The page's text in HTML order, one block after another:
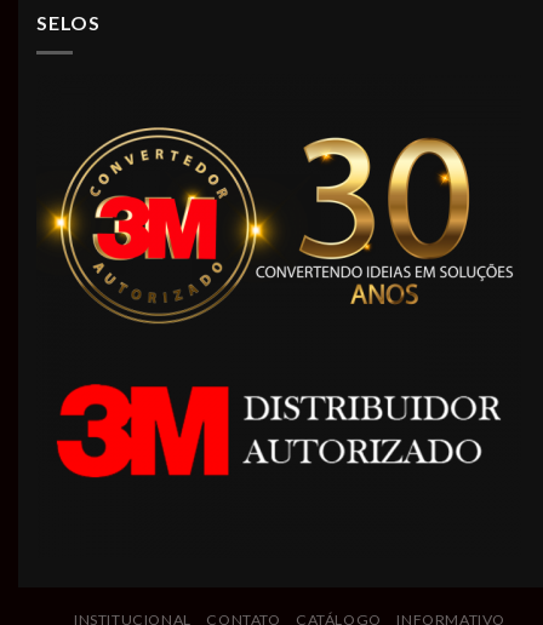
SELOS
INSTITUCIONAL CONTATO CATÁLOGO INFORMATIVO